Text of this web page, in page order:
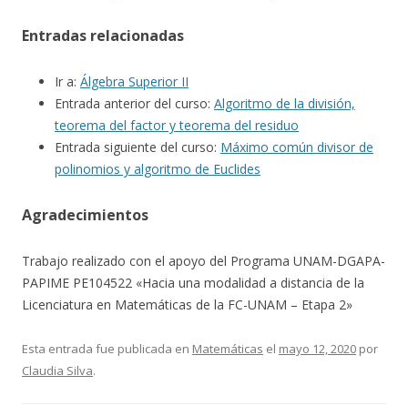
Entradas relacionadas
Ir a: Álgebra Superior II
Entrada anterior del curso: Algoritmo de la división,
teorema del factor y teorema del residuo
Entrada siguiente del curso: Máximo común divisor de
polinomios y algoritmo de Euclides
Agradecimientos
Trabajo realizado con el apoyo del Programa UNAM-DGAPA-
PAPIME PE104522 «Hacia una modalidad a distancia de la
Licenciatura en Matemáticas de la FC-UNAM – Etapa 2»
Esta entrada fue publicada en Matemáticas el mayo 12, 2020 por
Claudia Silva.